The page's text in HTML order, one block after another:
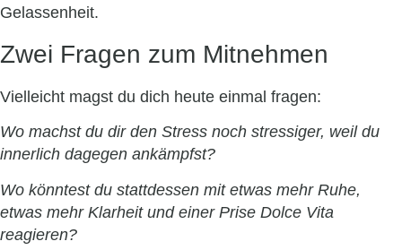
Gelassenheit.
Zwei Fragen zum Mitnehmen
Vielleicht magst du dich heute einmal fragen:
Wo machst du dir den Stress noch stressiger, weil du
innerlich dagegen ankämpfst?
Wo könntest du stattdessen mit etwas mehr Ruhe,
etwas mehr Klarheit und einer Prise Dolce Vita
reagieren?